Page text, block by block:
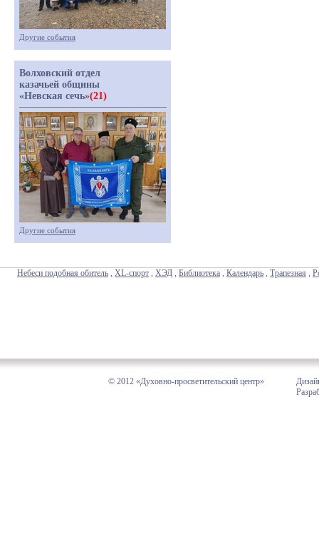
Другие события
Волховский отдел
казачьей общины
«Невская сечь»(21)
Другие события
Небеси подобная обитель , XL-спорт , ХЭД , Библиотека , Календарь , Трапезная ,
© 2012 «Духовно-просветительский центр»